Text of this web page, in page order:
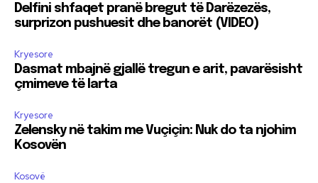
Delfini shfaqet pranë bregut të Darëzezës,
surprizon pushuesit dhe banorët (VIDEO)
Kryesore
Dasmat mbajnë gjallë tregun e arit, pavarësisht
çmimeve të larta
Kryesore
Zelensky në takim me Vuçiçin: Nuk do ta njohim
Kosovën
Kosovë